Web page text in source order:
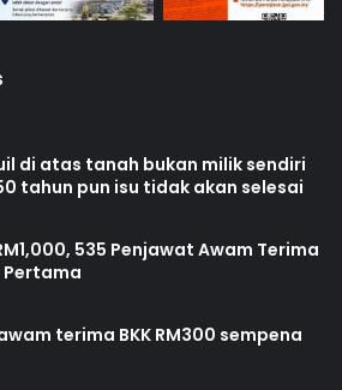
di atas tanah bukan milik sendiri
tahun pun isu tidak akan selesai
535 Penjawat Awam Terima
Pertama
terima BKK RM300 sempena